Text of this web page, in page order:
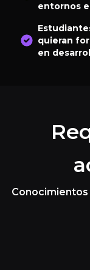
entornos
quieran
en